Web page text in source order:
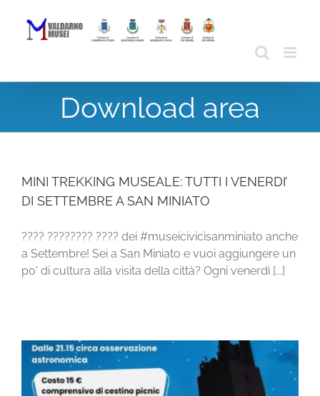
content
Download area
MINI TREKKING MUSEALE: TUTTI I VENERDI’
DI SETTEMBRE A SAN MINIATO
???? ???????? ???? dei #museicivicisanminiato anche
a Settembre! Sei a San Miniato e vuoi aggiungere un
po' di cultura alla visita della città? Ogni venerdì [...]